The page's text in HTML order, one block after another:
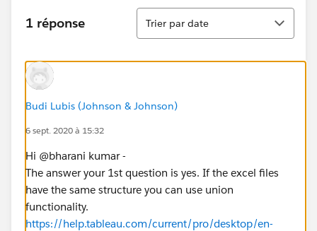
1 réponse
Tri
Trier par date
Budi Lubis (Johnson & Johnson)
6 sept. 2020 à 15:32
Hi @bharani kumar​ -
The answer your 1st question is yes. If the excel files
have the same structure you can use union
functionality.
https://help.tableau.com/current/pro/desktop/en-